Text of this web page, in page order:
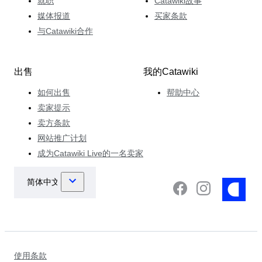
媒体报道
与Catawiki合作
买家条款
出售
如何出售
卖家提示
卖方条款
网站推广计划
成为Catawiki Live的一名卖家
我的Catawiki
帮助中心
使用条款